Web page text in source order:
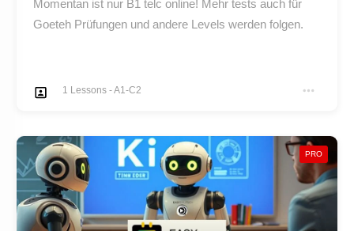
Momentan ist nur B1 telc online! Mehr tests auch für
Goeteh Prüfungen und andere Levels werden folgen.
1 Lessons -A1-C2
PRO